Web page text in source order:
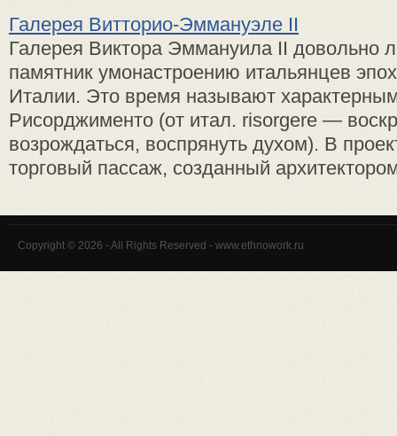
Галерея Витторио-Эммануэле II
Галерея Виктора Эммануила II до­вольно
памятник умонастроению итальянцев
Италии. Это время называют
Рисорджименто (от итал. risorgere —
возрождаться, воспря­нуть духом). В
торговый пассаж, созданный
Copyright © 2026 - All Rights Reserved - www.ethnowork.ru